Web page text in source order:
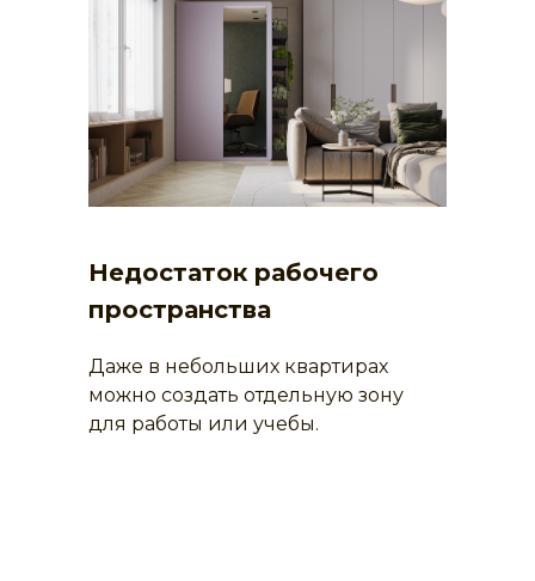
Недостаток рабочего
пространства
Даже в небольших квартирах
можно создать отдельную зону
для работы или учебы.